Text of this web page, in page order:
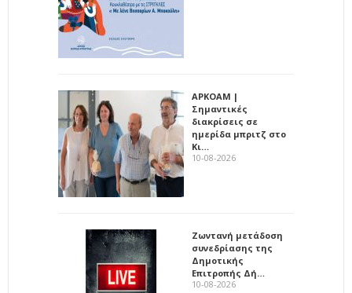
ΑΡΚΟΑΜ |
Σημαντικές
διακρίσεις σε
ημερίδα μπριτζ στο
Κι…
10-08-2026
Ζωντανή μετάδοση
συνεδρίασης της
Δημοτικής
Επιτροπής Δή…
10-08-2026